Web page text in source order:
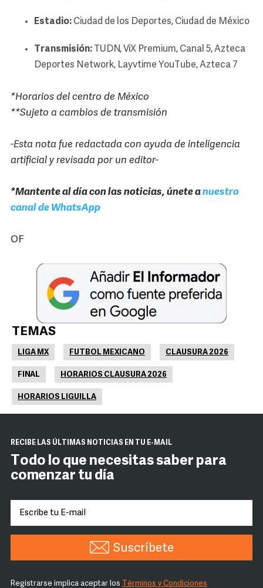
Estadio: Ciudad de los Deportes, Ciudad de México
Transmisión: TUDN, ViX Premium, Canal 5, Azteca
Deportes Network, Layvtime YouTube, Azteca 7
*Horarios del centro de México
**Sujeto a cambios de transmisión
-Esta nota fue redactada con ayuda de inteligencia
artificial y revisada por un editor-
*Mantente al día con las noticias, únete anuestro
canal de WhatsApp
OF
TEMAS
LIGA MX FUTBOL MEXICANO CLAUSURA 2026
FINAL HORARIOS CLAUSURA 2026
HORARIOS LIGUILLA
RECIBE LAS ÚLTIMAS NOTICIAS EN TU E-MAIL
Todo lo que necesitas saber para
comenzar tu día
Suscríbete
Registrarse implica aceptar los Términos y Condiciones